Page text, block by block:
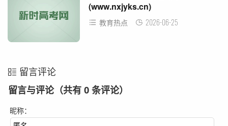
(www.nxjyks.cn)
教育热点 2026-06-25
留言评论
留言与评论（共有 0 条评论）
昵称：